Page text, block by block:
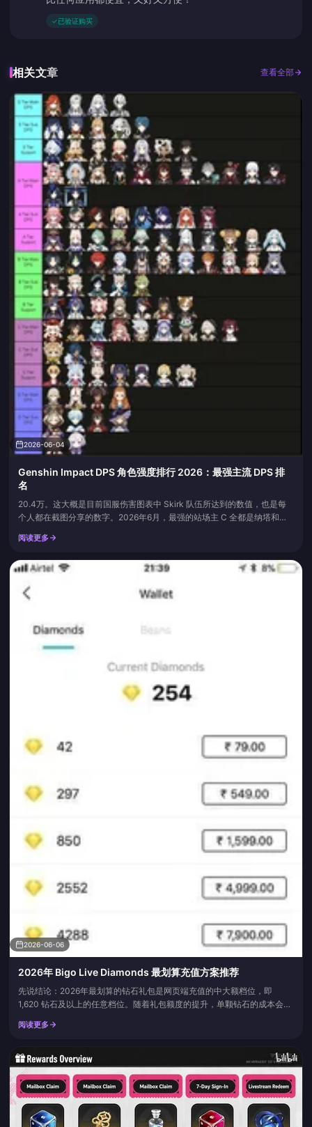
✓已验证购买
相关文章 查看全部
2026-06-04
Genshin Impact DPS 角色强度排行 2026：最强主流 DPS 排
名
20.4万。这大概是目前国服伤害图表中 Skirk 队伍所达到的数值，也是每
个人都在截图分享的数字。2026年6月，最强的站场主 C 全都是纳塔和月
在你看清它背后的配队之前毫无意义。Icy Veins 的 Luna VII 排行榜
阅读更多
2026-06-06
2026年 Bigo Live Diamonds 最划算充值方案推荐
先说结论：2026年最划算的钻石礼包是网页端充值的中大额档位，即
1,620 钻石及以上的任意档位。随着礼包额度的提升，单颗钻石的成本会逐
30% 抽成。如果您是首次购买的新用户，请将仅限一次的迎新福利一次性
机会浪费在 9.99 美元的礼包上，您就等于丢掉了最划算...
阅读更多